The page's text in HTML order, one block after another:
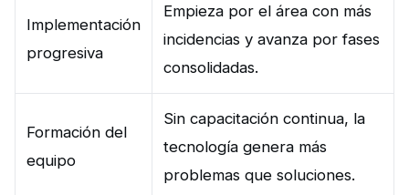
Implementación
progresiva
Empieza por el área con más
incidencias y avanza por fases
consolidadas.
Formación del
equipo
Sin capacitación continua, la
tecnología genera más
problemas que soluciones.